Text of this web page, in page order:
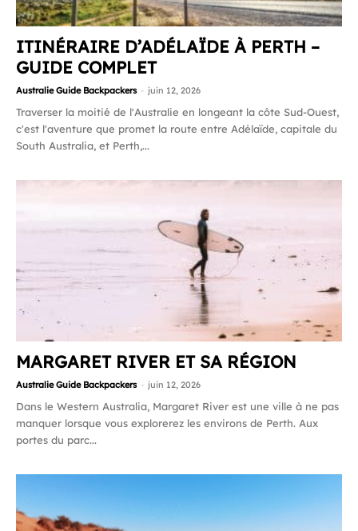
ITINÉRAIRE D’ADÉLAÏDE À PERTH –
GUIDE COMPLET
Australie Guide Backpackers - juin 12, 2026
Traverser la moitié de l'Australie en longeant la côte Sud-Ouest,
c'est l'aventure que promet la route entre Adélaïde, capitale du
South Australia, et Perth,...
MARGARET RIVER ET SA RÉGION
Australie Guide Backpackers - juin 12, 2026
Dans le Western Australia, Margaret River est une ville à ne pas
manquer lorsque vous explorerez les environs de Perth. Aux
portes du parc...